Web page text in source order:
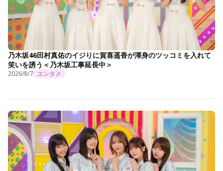
乃木坂46田村真佑のイジりに賀喜遥香が渾身のツッコミを入れて
笑いを誘う＜乃木坂工事延長中＞
2026/8/7 エンタメ